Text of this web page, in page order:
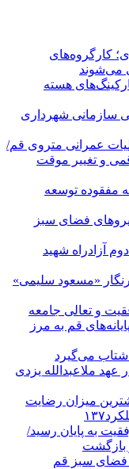
کارگروه‌های
می‌شوند
به پارکینگ‌های هسته
سازمانی شهرداری
عمرانی متروی قم/
و تغییر موقت
مفقوده توسعه
فضای سبز
فاز دوم آزادراه شهید
«مسعود سلیمی»
از پایانه‌های قم به مرز
شتاب می‌گیرد
ملاعبدالله یزدی
منطقه۶ قم با بیشترین میزان رضایت
به پایان رسید/
بازگشت
فضای سبز قم